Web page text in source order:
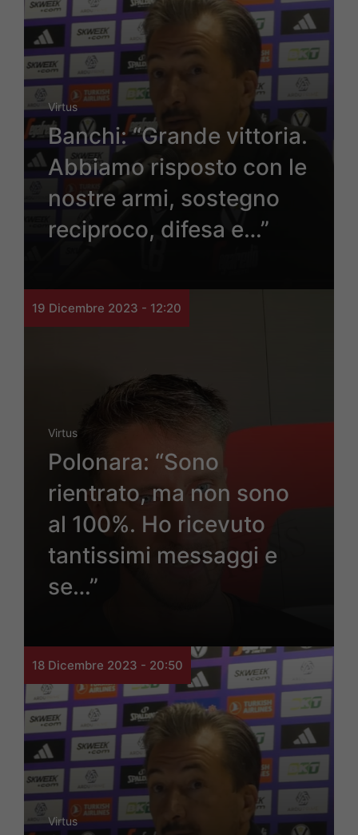
Virtus
Banchi: “Grande vittoria.
Abbiamo risposto con le
nostre armi, sostegno
reciproco, difesa e…”
19 Dicembre 2023 - 12:20
Virtus
Polonara: “Sono
rientrato, ma non sono
al 100%. Ho ricevuto
tantissimi messaggi e
se…”
18 Dicembre 2023 - 20:50
Virtus